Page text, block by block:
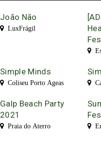
João Não
LuxFrágil
Simple Minds
Coliseu Porto Ageas
Galp Beach Party
2021
Praia do Aterro